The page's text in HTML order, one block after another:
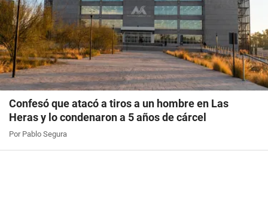
Confesó que atacó a tiros a un hombre en Las
Heras y lo condenaron a 5 años de cárcel
Por Pablo Segura